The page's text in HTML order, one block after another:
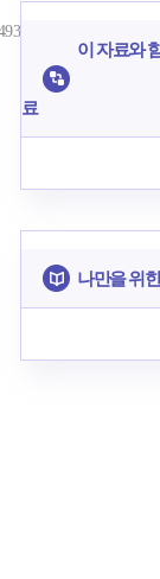
이 자료와
료
나만을 위